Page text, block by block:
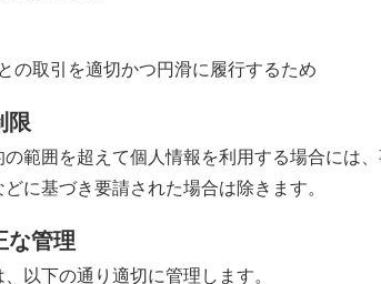
の取引を適切かつ円滑に履行するため
限
範囲を超えて個人情報を利用する場合には
に基づき要請された場合は除きます。
な管理
以下の通り適切に管理します。